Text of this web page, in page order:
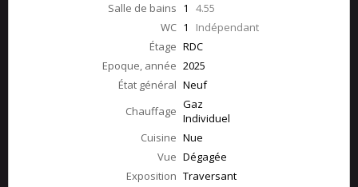
Salle de bains 1 4.55
WC 1 Indépendant
Étage RDC
Epoque, année 2025
État général Neuf
Chauffage Gaz
Individuel
Cuisine Nue
Vue Dégagée
Exposition Traversant